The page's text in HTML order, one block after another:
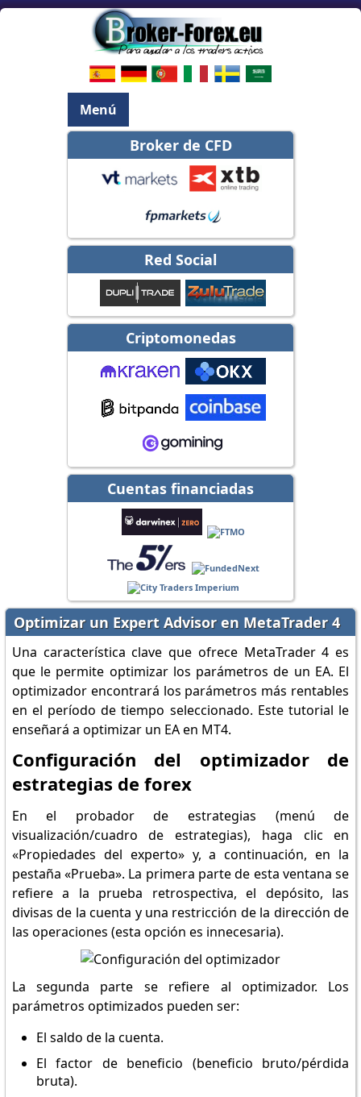
Menú
Broker de CFD
Red Social
Criptomonedas
Cuentas financiadas
Optimizar un Expert Advisor en MetaTrader 4
Una característica clave que ofrece MetaTrader 4 es
que le permite optimizar los parámetros de un EA. El
optimizador encontrará los parámetros más rentables
en el período de tiempo seleccionado. Este tutorial le
enseñará a optimizar un EA en MT4.
Configuración del optimizador de
estrategias de forex
En el probador de estrategias (menú de
visualización/cuadro de estrategias), haga clic en
«Propiedades del experto» y, a continuación, en la
pestaña «Prueba». La primera parte de esta ventana se
refiere a la prueba retrospectiva, el depósito, las
divisas de la cuenta y una restricción de la dirección de
las operaciones (esta opción es innecesaria).
La segunda parte se refiere al optimizador. Los
parámetros optimizados pueden ser:
El saldo de la cuenta.
El factor de beneficio (beneficio bruto/pérdida
bruta).